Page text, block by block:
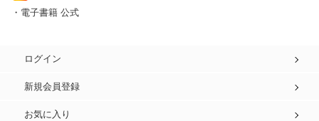
・電子書籍 公式
ログイン
新規会員登録
お気に入り